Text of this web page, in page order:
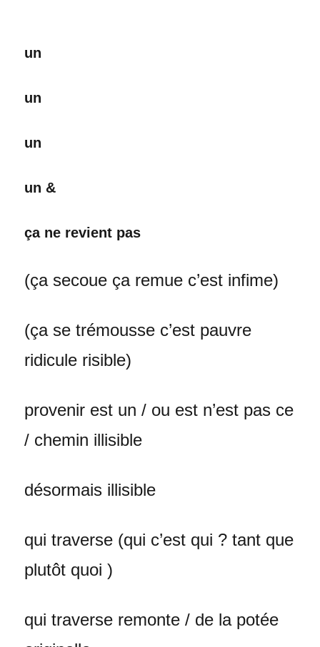
un
un
un
un &
ça ne revient pas
(ça secoue ça remue c’est infime)
(ça se trémousse c’est pauvre
ridicule risible)
provenir est un / ou est n’est pas ce
/ chemin illisible
désormais illisible
qui traverse (qui c’est qui ? tant que
plutôt quoi )
qui traverse remonte / de la potée